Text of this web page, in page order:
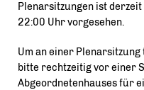
Plenarsitzungen ist
22:00 Uhr vorgesehen.
Um an einer
bitte rechtzeitig vor einer
Abgeordnetenhauses für